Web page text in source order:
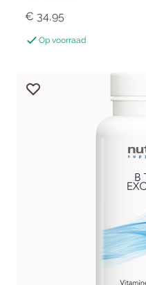
€ 34,95
Op voorraad